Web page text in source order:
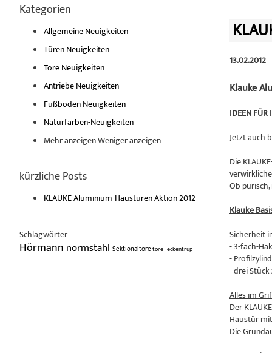
13.02.2012
Klauke
IDEEN FÜR
Jetzt auch
Die
Ob
Klauke
Sicherheit
- 3-fach-
-
- drei
Alles im
Der
Haustür
Die
Kategorien
Allgemeine Neuigkeiten
Türen Neuigkeiten
Tore Neuigkeiten
Antriebe Neuigkeiten
Fußböden Neuigkeiten
Naturfarben-Neuigkeiten
Mehr anzeigenWeniger anzeigen
kürzliche Posts
KLAUKE Aluminium-Haustüren Aktion 2012
Schlagwörter
Hörmann normstahl SektionaltoretoreTeckentrup